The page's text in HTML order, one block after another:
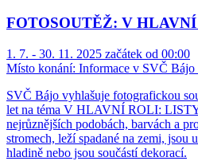
FOTOSOUTĚŽ: V
1. 7. - 30. 11. 2025 začátek od 00:00
Místo konání: Informace v SVČ Bájo
SVČ Bájo vyhlašuje fotografickou
let na téma V HLAVNÍ ROLI:
nejrůznějších podobách, barvách a
stromech, leží spadané na zemi, jsou
hladině nebo jsou součástí dekorací.